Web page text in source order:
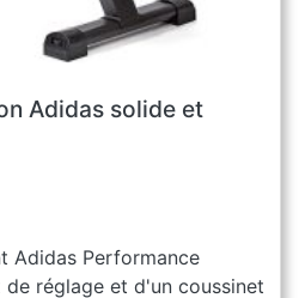
Adidas solide et
Adidas Performance
réglage et d'un coussinet